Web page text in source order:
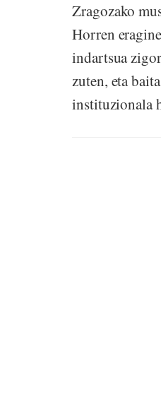
Zragozako
Horren
indartsua
zuten, eta
instituzionala